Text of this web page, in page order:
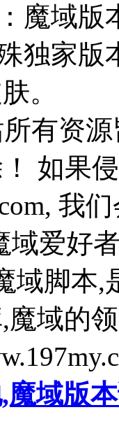
魔域版
独家
。
有资
如果
我
域爱好
域脚本
魔域的
域版